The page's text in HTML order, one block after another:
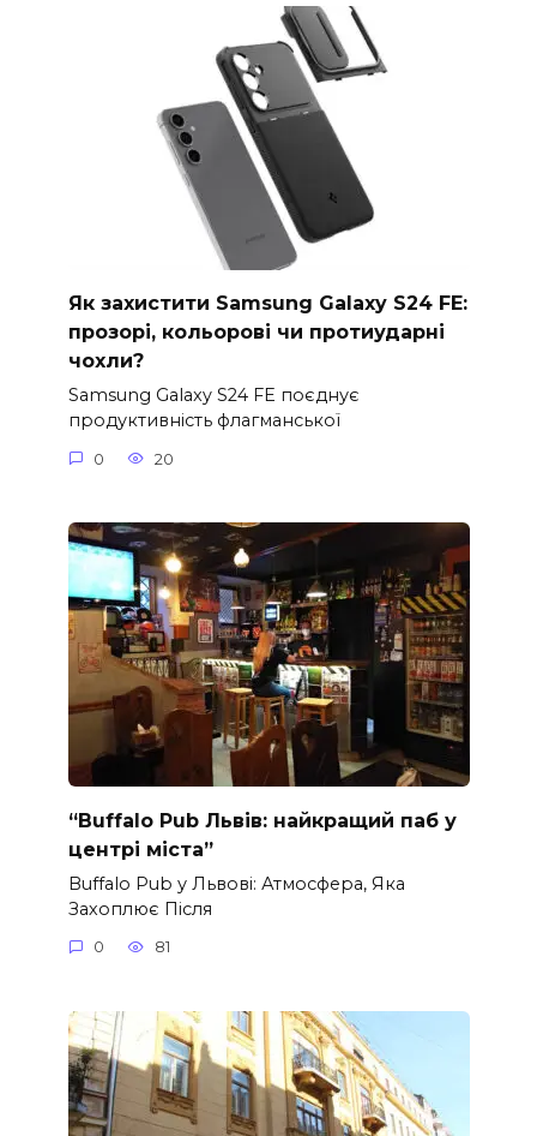
Як захистити Samsung Galaxy S24 FE:
прозорі, кольорові чи протиударні
чохли?
Samsung Galaxy S24 FE поєднує
продуктивність флагманської
0 20
“Buffalo Pub Львів: найкращий паб у
центрі міста”
Buffalo Pub у Львові: Атмосфера, Яка
Захоплює Після
0 81